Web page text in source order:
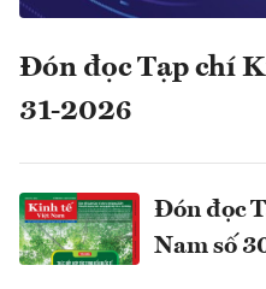
Đón đọc Tạp chí
31-2026
Đón đọc
Nam số